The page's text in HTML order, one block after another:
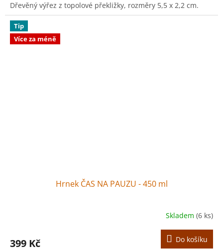
Dřevěný výřez z topolové překližky, rozměry 5,5 x 2,2 cm.
Tip
Více za méně
Hrnek ČAS NA PAUZU - 450 ml
Skladem (6 ks)
399 Kč Do košíku